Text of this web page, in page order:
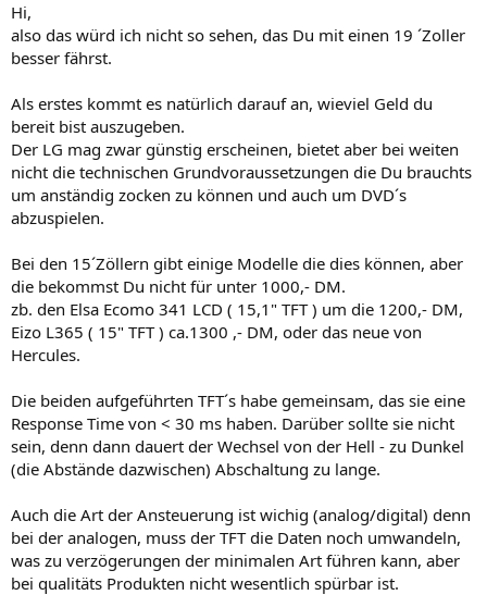
Hi,
also das würd ich nicht so sehen, das Du mit einen 19 ´Zoller
besser fährst.
Als erstes kommt es natürlich darauf an, wieviel Geld du
bereit bist auszugeben.
Der LG mag zwar günstig erscheinen, bietet aber bei weiten
nicht die technischen Grundvoraussetzungen die Du brauchts
um anständig zocken zu können und auch um DVD´s
abzuspielen.
Bei den 15´Zöllern gibt einige Modelle die dies können, aber
die bekommst Du nicht für unter 1000,- DM.
zb. den Elsa Ecomo 341 LCD ( 15,1" TFT ) um die 1200,- DM,
Eizo L365 ( 15" TFT ) ca.1300 ,- DM, oder das neue von
Hercules.
Die beiden aufgeführten TFT´s habe gemeinsam, das sie eine
Response Time von < 30 ms haben. Darüber sollte sie nicht
sein, denn dann dauert der Wechsel von der Hell - zu Dunkel
(die Abstände dazwischen) Abschaltung zu lange.
Auch die Art der Ansteuerung ist wichig (analog/digital) denn
bei der analogen, muss der TFT die Daten noch umwandeln,
was zu verzögerungen der minimalen Art führen kann, aber
bei qualitäts Produkten nicht wesentlich spürbar ist.